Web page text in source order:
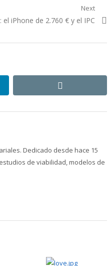
Next
iPhone de 2.760 € y el IPC
Dedicado desde hace 15
de viabilidad, modelos de